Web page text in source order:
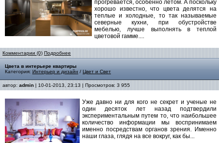
прогревается, особенно летом. А поскольку
хорошо известно, что цвета делятся на
теплые и холодные, то так называемые
северные кухни, при обустройстве
мебелью, лучше выполнять в теплой
цветовой гамме....
Комментарии (0) Подробнее
Цвета в интерьере квартиры
Категория: Интерьер и дизайн / Цвет и Свет
автор: admin | 10-01-2013, 23:13 | Просмотров: 3 955
Уже давно ни для кого не секрет и ученые не
один десяток лет назад подтвердили
экспериментальным путем то, что наибольшее
количество информации мы воспринимаем
именно посредствам органов зрения. Именно
наши глаза, глядя на все вокруг, как бы...